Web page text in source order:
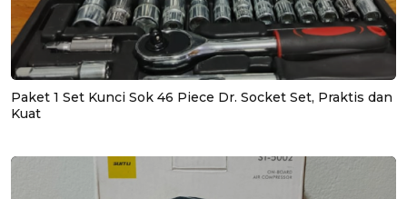
Paket 1 Set Kunci Sok 46 Piece Dr. Socket Set, Praktis dan
Kuat